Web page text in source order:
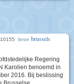
bron brussels
Regering
Karolien benoemd in
2016. Bij beslissing